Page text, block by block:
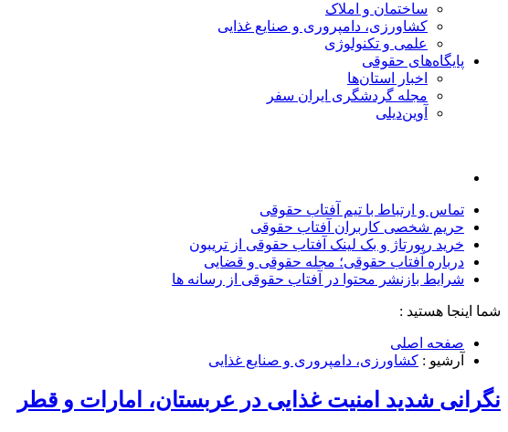
ساختمان و املاک
کشاورزی، دامپروری و صنایع غذایی
علمی و تکنولوژی
پایگاه‌های حقوقی
اخبار استان‌ها
مجله گردشگری ایران سفر
آوین‌دیلی
تماس و ارتباط با تیم آفتاب حقوقی
حریم شخصی کاربران آفتاب حقوقی
خرید رپورتاژ و بک لینک آفتاب حقوقی از تریبون
درباره آفتاب حقوقی؛ مجله حقوقی و قضایی
شرایط بازنشر محتوا در آفتاب حقوقی از رسانه ها
شما اینجا هستید :
صفحه اصلی
آرشیو : کشاورزی، دامپروری و صنایع غذایی
نگرانی شدید امنیت غذایی در عربستان، امارات و قطر